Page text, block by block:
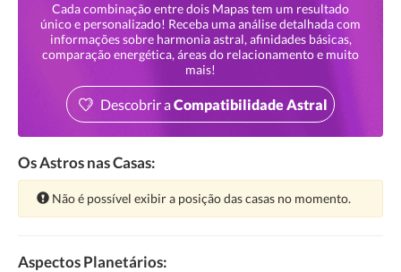
Cada combinação entre dois Mapas tem um resultado
único e personalizado! Receba uma análise detalhada com
informações sobre harmonia astral, afinidades básicas,
comparação energética, áreas do relacionamento e muito
mais!
Descobrir aCompatibilidade Astral
Os Astros nas Casas:
Atenção:
Não é possível exibir a posição das casas no momento.
Aspectos Planetários: